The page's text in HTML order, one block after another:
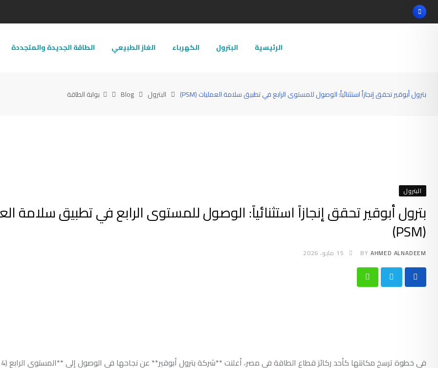
Skip
to
الرئيسية البترول الكهرباء الغاز الطبيعي الطاقة الجديدة والمتجددة
بترول أبوقير تحقق إنجازاً استثنائياً: الوصول للمستوى الرابع في تطبيق سلامة العمليات (PSM) البترول Blog بوابة الطاقة
البترول
بترول أبوقير تحقق إنجازاً استثنائياً: الوصول للمستوى الرابع في تطبيق سلامة
(PSM)
BY AHMED ALNADEEM 15 مايو، 2026
Whatsapp